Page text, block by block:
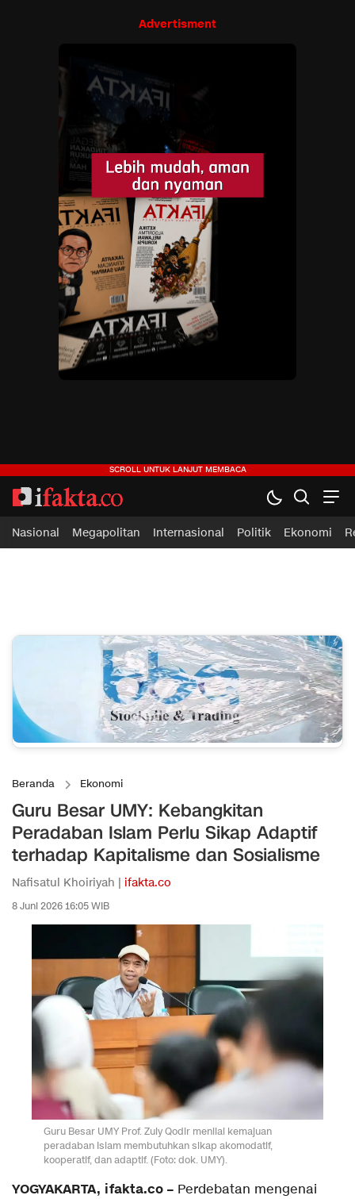
Advertisment
Nasional Megapolitan Internasional Politik Ekonomi
Beranda Ekonomi
Guru Besar UMY: Kebangkitan
Peradaban Islam Perlu Sikap Adaptif
terhadap Kapitalisme dan Sosialisme
Nafisatul Khoiriyah | ifakta.co
8 Juni 2026 16:05 WIB
Guru Besar UMY Prof. Zuly Qodir menilai kemajuan
peradaban Islam membutuhkan sikap akomodatif,
kooperatif, dan adaptif. (Foto: dok. UMY).
YOGYAKARTA, ifakta.co – Perdebatan mengenai